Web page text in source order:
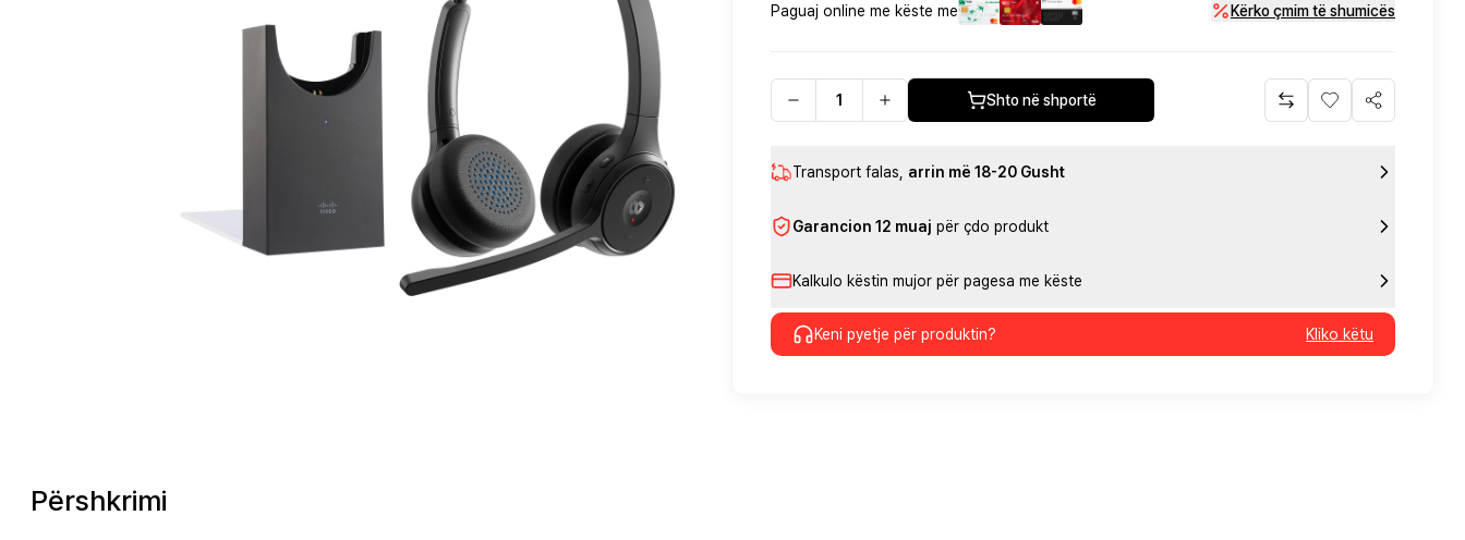
Paguaj online me këste me Kërko çmim të shumicës
Shto në shportë
Transport falas arrin më 18-20 Gusht
Garancion 12 muaj për çdo produkt
Kalkulo këstin mujor për pagesa me këste
Keni pyetje për produktin? Kliko këtu
Përshkrimi